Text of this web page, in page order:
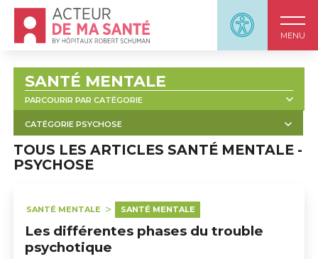
Panneau
MENU
Accueil - Acteur de ma santé, by HôpitauxRobert
SANTÉ MENTALE
PARCOURIR PAR CATÉGORIE
TOUT DÉPRESSION
TROUBLES BIPOLAIRES
CATÉGORIE PSYCHOSE
TOUT PSYCHOSE : OUTILS
COMPRENDRE LA PSYCHOSE
PSYCHOSE : LES THÉRAPIES
VIVRE AVEC LA PSYCHOSE
TOUS LES ARTICLES SANTÉ MENTALE -
PSYCHOSE
SANTÉ MENTALE SANTÉ MENTALE
Les différentes phases du trouble
psychotique